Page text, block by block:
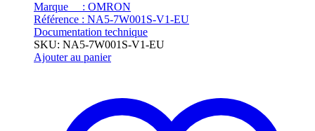
Marque : OMRON
Référence : NA5-7W001S-V1-EU
Documentation technique
SKU: NA5-7W001S-V1-EU
Ajouter au panier